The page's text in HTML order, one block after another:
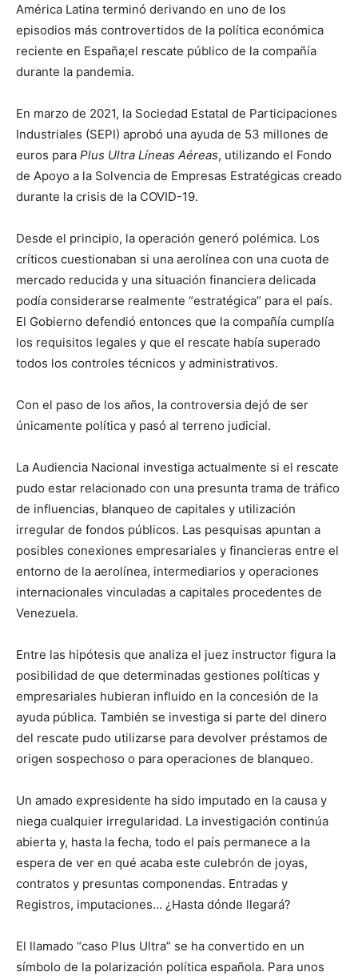
América Latina terminó derivando en uno de los
episodios más controvertidos de la política económica
reciente en España;el rescate público de la compañía
durante la pandemia.
En marzo de 2021, la Sociedad Estatal de Participaciones
Industriales (SEPI) aprobó una ayuda de 53 millones de
euros para Plus Ultra Líneas Aéreas, utilizando el Fondo
de Apoyo a la Solvencia de Empresas Estratégicas creado
durante la crisis de la COVID-19.
Desde el principio, la operación generó polémica. Los
críticos cuestionaban si una aerolínea con una cuota de
mercado reducida y una situación financiera delicada
podía considerarse realmente “estratégica” para el país.
El Gobierno defendió entonces que la compañía cumplía
los requisitos legales y que el rescate había superado
todos los controles técnicos y administrativos.
Con el paso de los años, la controversia dejó de ser
únicamente política y pasó al terreno judicial.
La Audiencia Nacional investiga actualmente si el rescate
pudo estar relacionado con una presunta trama de tráfico
de influencias, blanqueo de capitales y utilización
irregular de fondos públicos. Las pesquisas apuntan a
posibles conexiones empresariales y financieras entre el
entorno de la aerolínea, intermediarios y operaciones
internacionales vinculadas a capitales procedentes de
Venezuela.
Entre las hipótesis que analiza el juez instructor figura la
posibilidad de que determinadas gestiones políticas y
empresariales hubieran influido en la concesión de la
ayuda pública. También se investiga si parte del dinero
del rescate pudo utilizarse para devolver préstamos de
origen sospechoso o para operaciones de blanqueo.
Un amado expresidente ha sido imputado en la causa y
niega cualquier irregularidad. La investigación continúa
abierta y, hasta la fecha, todo el país permanece a la
espera de ver en qué acaba este culebrón de joyas,
contratos y presuntas componendas. Entradas y
Registros, imputaciones… ¿Hasta dónde llegará?
El llamado “caso Plus Ultra” se ha convertido en un
símbolo de la polarización política española. Para unos